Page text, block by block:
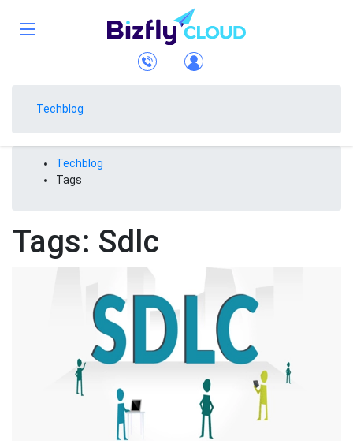
Techblog
Techblog
Tags
Tags: Sdlc